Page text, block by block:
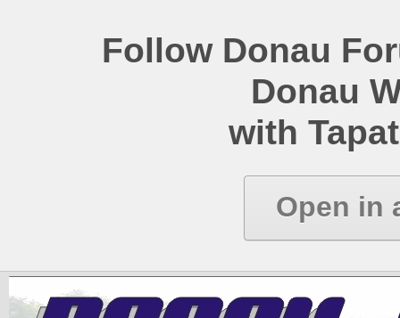
Follow Donau
Donau
with
Open in